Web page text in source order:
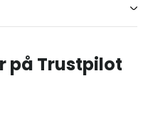
på Trustpilot